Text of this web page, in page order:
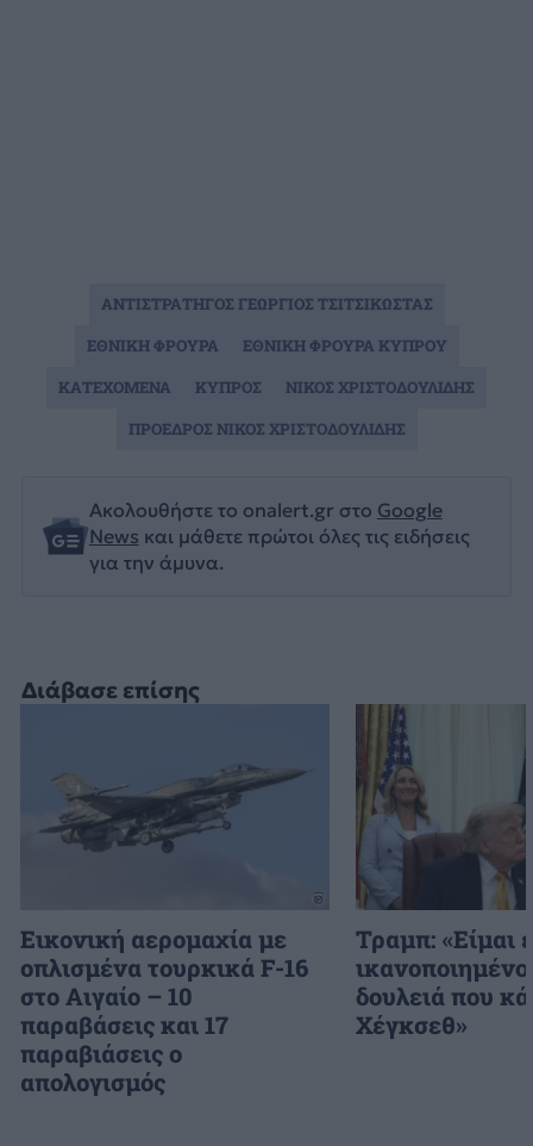
Διάβασε επίσης
Εικονική αερομαχία με
οπλισμένα τουρκικά F-16
στο Αιγαίο – 10
παραβάσεις και 17
παραβιάσεις ο
απολογισμός
Τραμπ: «Είμαι
δουλειά που
Χέγκσεθ»
Ακολουθήστε το onalert.gr στο Google
News και μάθετε πρώτοι όλες τις ειδήσεις
για την άμυνα.
ΑΝΤΙΣΤΡΑΤΗΓΟΣ ΓΕΩΡΓΙΟΣ ΤΣΙΤΣΙΚΩΣΤΑΣ
ΕΘΝΙΚΗ ΦΡΟΥΡΑ
ΕΘΝΙΚΗ ΦΡΟΥΡΑ ΚΥΠΡΟΥ
ΚΑΤΕΧΟΜΕΝΑ
ΚΥΠΡΟΣ
ΝΙΚΟΣ ΧΡΙΣΤΟΔΟΥΛΙΔΗΣ
ΠΡΟΕΔΡΟΣ ΝΙΚΟΣ ΧΡΙΣΤΟΔΟΥΛΙΔΗΣ